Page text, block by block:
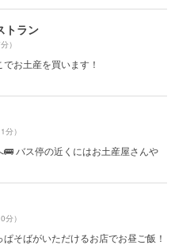
トラン
）
お土産を買います！
分）
バス停の近くにはお土産屋さんや
分）
そばがいただけるお店でお昼ご飯！